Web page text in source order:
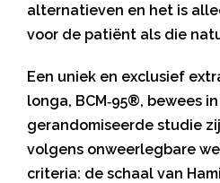
alternatieven en het is
voor de patiënt als die
Een uniek en exclusief
longa, BCM‑95®, bewees
gerandomiseerde studie
volgens onweerlegbare
criteria: de schaal van